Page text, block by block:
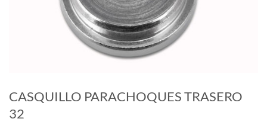
CASQUILLO PARACHOQUES TRASERO
32